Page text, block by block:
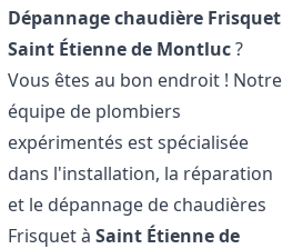
Dépannage chaudière Frisquet
Saint Étienne de Montluc?
Vous êtes au bon endroit ! Notre
équipe de plombiers
expérimentés est spécialisée
dans l'installation, la réparation
et le dépannage de chaudières
Frisquet àSaint Étienne de